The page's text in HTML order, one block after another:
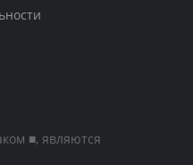
■, являются